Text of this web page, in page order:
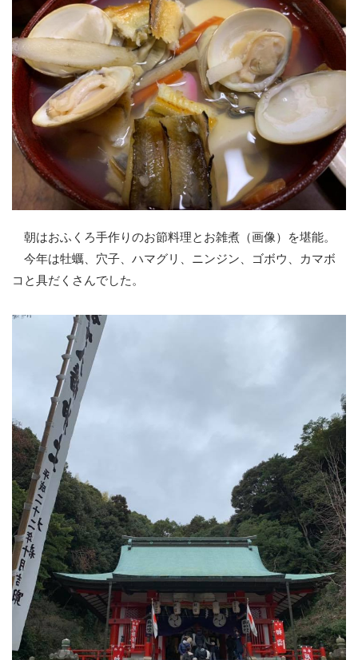
朝はおふくろ手作りのお節料理とお雑煮（画像）を堪能。
今年は牡蠣、穴子、ハマグリ、ニンジン、ゴボウ、カマボ
コと具だくさんでした。